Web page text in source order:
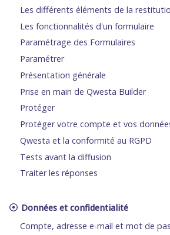
Les différents éléments de la
Les fonctionnalités d'un formulaire
Paramétrage des Formulaires
Paramétrer
Présentation générale
Prise en main de Qwesta Builder
Protéger
Protéger votre compte et vos
Qwesta et la conformité au RGPD
Tests avant la diffusion
Traiter les réponses
Données et confidentialité
Compte, adresse e-mail et mot de